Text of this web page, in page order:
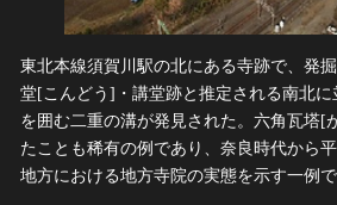
東北本線須賀川駅の北にある寺跡で、発
堂[こんどう]・講堂跡と推定される南北
を囲む二重の溝が発見された。六角瓦塔[
たことも稀有の例であり、奈良時代から
地方における地方寺院の実態を示す一例で